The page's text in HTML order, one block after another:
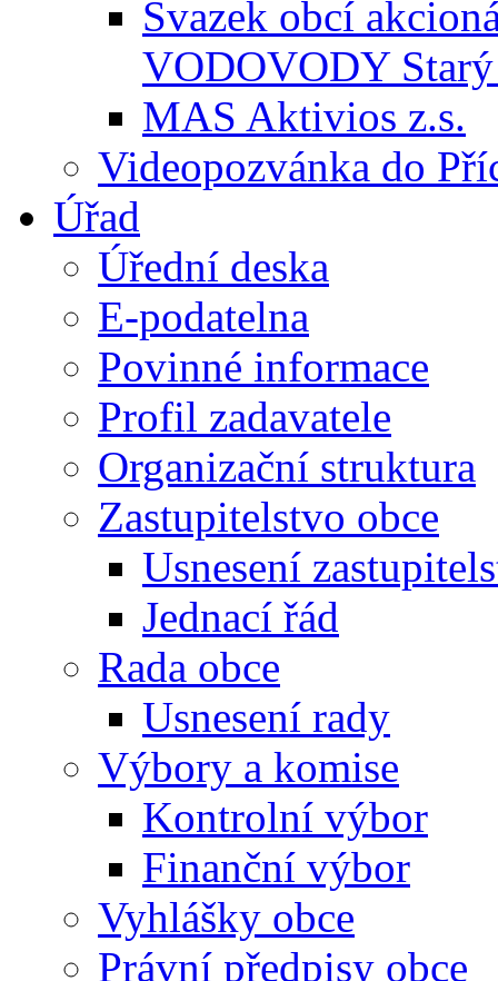
Svazek obcí
VODOVODY Starý
MAS Aktivios z.s.
Videopozvánka do
Úřad
Úřední deska
E-podatelna
Povinné informace
Profil zadavatele
Organizační struktura
Zastupitelstvo obce
Usnesení
Jednací řád
Rada obce
Usnesení rady
Výbory a komise
Kontrolní výbor
Finanční výbor
Vyhlášky obce
Právní předpisy obce